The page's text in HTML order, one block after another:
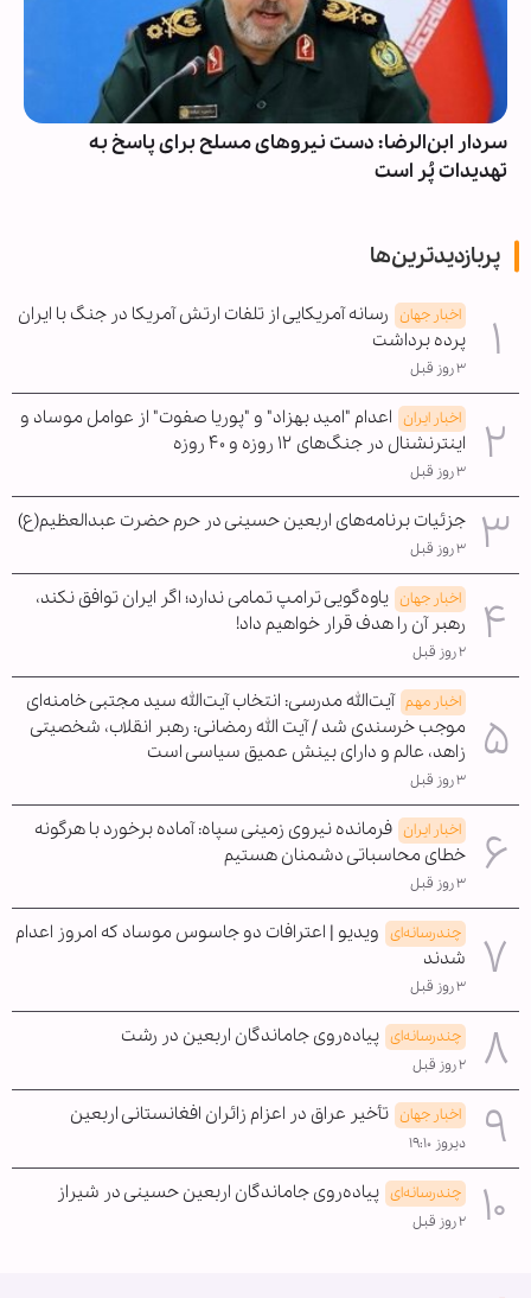
سردار ابن‌الرضا: دست نیروهای مسلح برای پاسخ به
تهدیدات پُر است
پربازدیدترین‌ها
اخبار جهان رسانه آمریکایی از تلفات ارتش آمریکا در جنگ با ایران
پرده برداشت
۳ روز قبل
اخبار ایران اعدام "امید بهزاد" و "پوریا صفوت" از عوامل موساد و
اینترنشنال در جنگ‌های ۱۲ روزه و ۴۰ روزه
۳ روز قبل
جزئیات برنامه‌های اربعین حسینی در حرم حضرت عبدالعظیم(ع)
۳ روز قبل
اخبار جهان یاوه‌گویی ترامپ تمامی ندارد؛ اگر ایران توافق نکند،
رهبر آن را هدف قرار خواهیم داد!
۲ روز قبل
اخبار مهم آیت‌الله مدرسی: انتخاب آیت‌الله سید مجتبی خامنه‌ای
موجب خرسندی شد / آیت الله رمضانی: رهبر انقلاب، شخصیتی
زاهد، عالم و دارای بینش عمیق سیاسی است
۳ روز قبل
اخبار ایران فرمانده نیروی زمینی سپاه: آماده برخورد با هرگونه
خطای محاسباتی دشمنان هستیم
۳ روز قبل
چندرسانه‌ای ویدیو | اعترافات دو جاسوس موساد که امروز اعدام
شدند
۳ روز قبل
چندرسانه‌ای پیاده‌روی جاماندگان اربعین در رشت
۲ روز قبل
اخبار جهان تأخیر عراق در اعزام زائران افغانستانی اربعین
دیروز ۱۹:۱۰
چندرسانه‌ای پیاده‌روی جاماندگان اربعین حسینی در شیراز
۲ روز قبل